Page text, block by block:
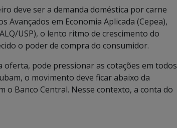
deve ser a demanda doméstica por carne
em Economia Aplicada (Cepea),
USP), o lento ritmo de crescimento do
o poder de compra do consumidor.
oferta, pode pressionar as cotações em todos
o movimento deve ficar abaixo da
o Banco Central. Nesse contexto, a conta do